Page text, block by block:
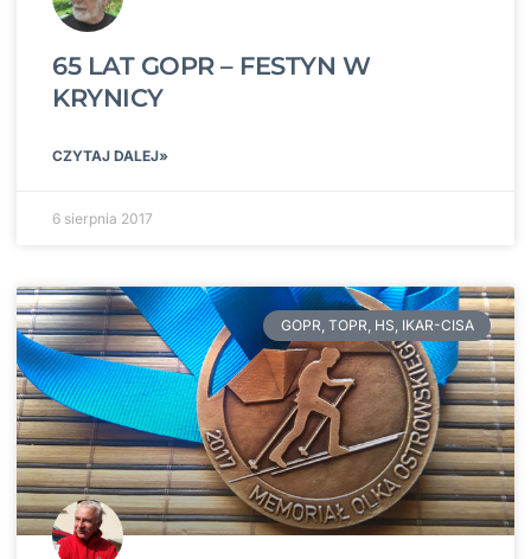
65 LAT GOPR – FESTYN W
KRYNICY
CZYTAJ DALEJ»
6 sierpnia 2017
GOPR, TOPR, HS, IKAR-CISA